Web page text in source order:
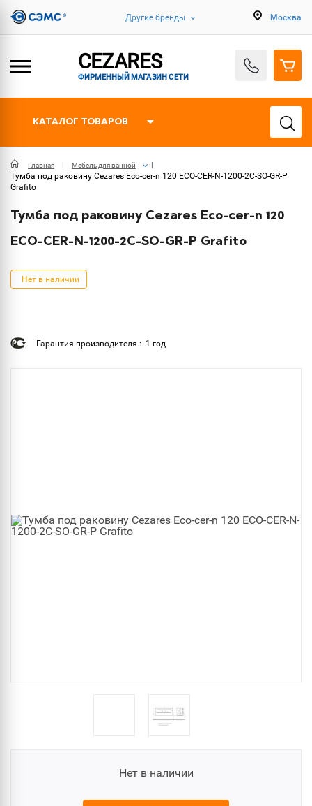
Другие бренды Москва
CEZARES
ФИРМЕННЫЙ МАГАЗИН СЕТИ
КАТАЛОГ ТОВАРОВ
Главная Мебель для ванной
Тумба под раковину Cezares Eco-cer-n 120 ECO-CER-N-1200-2C-SO-GR-P
Grafito
Тумба под раковину Cezares Eco-cer-n 120
ECO-CER-N-1200-2C-SO-GR-P Grafito
Нет в наличии
Гарантия производителя : 1 год
Нет в наличии